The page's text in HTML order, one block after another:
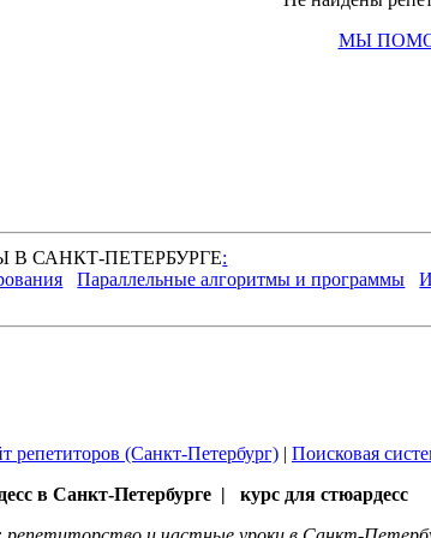
МЫ
В САНКТ-ПЕТЕРБУРГЕ:
Параллельные алгоритмы и программы
репетиторов (Санкт-Петербург) | Поисковая
в Санкт-Петербурге | курс для стюардесс